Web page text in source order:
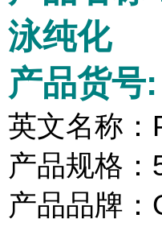
泳纯化
产品货号
英文名称
产品规格：
产品品牌